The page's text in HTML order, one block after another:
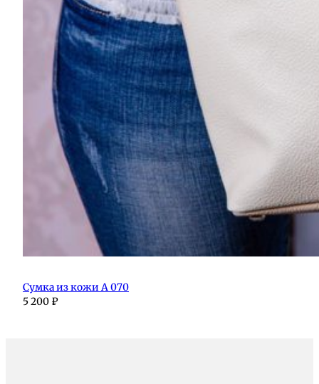
Сумка из кожи А 070
5 200 ₽